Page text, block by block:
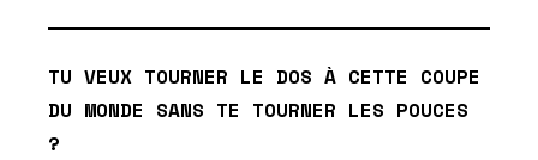
TU VEUX TOURNER LE DOS À CETTE COUPE
DU MONDE SANS TE TOURNER LES POUCES
?